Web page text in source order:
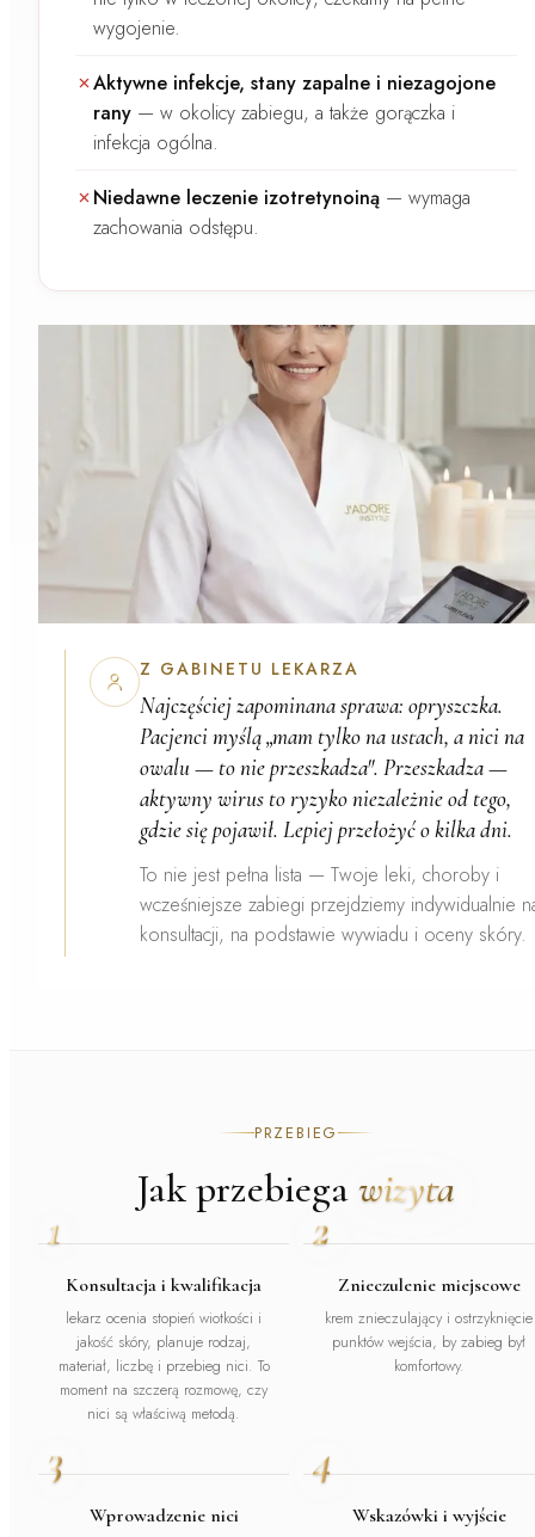
wygojenie.
Aktywne infekcje, stany zapalne i niezagojone
rany — w okolicy zabiegu, a także gorączka i
infekcja ogólna.
Niedawne leczenie izotretynoiną — wymaga
zachowania odstępu.
Z GABINETU LEKARZA
Najczęściej zapominana sprawa:opryszczka.
Pacjenci myślą „mam tylko na ustach, a nici na
owalu — to nie przeszkadza". Przeszkadza —
aktywny wirus to ryzyko niezależnie od tego,
gdzie się pojawił. Lepiej przełożyć o kilka dni.
To nie jest pełna lista — Twoje leki, choroby i
wcześniejsze zabiegi przejdziemy indywidualnie
konsultacji, na podstawie wywiadu i oceny skóry.
PRZEBIEG
Jak przebiegawizyta
1
Konsultacja i kwalifikacja
lekarz ocenia stopień wiotkości i
jakość skóry, planuje rodzaj,
materiał, liczbę i przebieg nici. To
moment na szczerą rozmowę, czy
nici są właściwą metodą.
2
Znieczulenie miejscowe
krem znieczulający i ostrzyknięcie
punktów wejścia, by zabieg był
komfortowy.
3
Wprowadzenie nici
4
Wskazówki i wyjście